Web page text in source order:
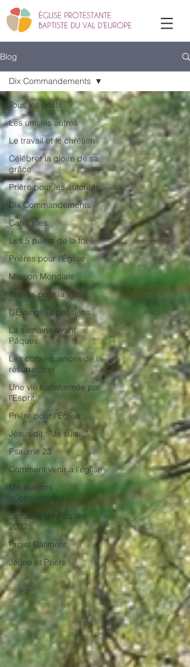
Blog
Tous les posts
Les uns les autres
Le travail et le chrétien
Célébrer la gloire de sa
grâce
Prière pour les autorités
Dix Commandements
Cantiques
Les 5 piliers de la foi
Prières pour l'Église
Mission Mondiale
Prières pour la ville
L'Evangile Ephésiens
La semaine avant
Pâques
Les conséquences de la
résurrection
Une vie transformée par
l'Esprit
Prière pour l'Église
Jésus dit : "Je suis..."
Psaume 23
Comment venir a l'église
Méditations
quotidiennes
Semaine de Pâques
2022
Projet Bâtiment
Jeûne et Prière
Dix Commandements